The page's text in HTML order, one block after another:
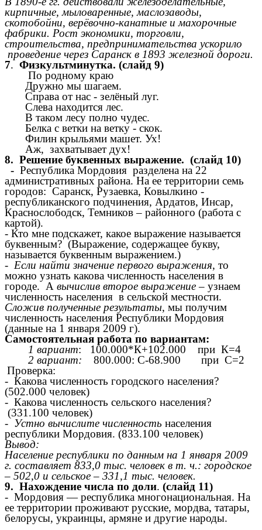
кирпичные, мыловаренные, маслозаводы,
скотобойни, верёвочно-канатные и махорочные
фабрики. Рост экономики, торговли,
строительства, предпринимательства ускорило
проведение через Саранск в 1893 железной дороги.
7. Физкультминутка. (слайд 9)
По родному краю
Дружно мы шагаем.
Справа от нас - зелёный луг.
Слева находится лес.
В таком лесу полно чудес.
Белка с ветки на ветку - скок.
Филин крыльями машет. Ух!
Аж, захватывает дух!
8. Решение буквенных выражение. (слайд 10)
- Республика Мордовия разделена на 22
административных района. На ее территории семь
городов: Саранск, Рузаевка, Ковылкино -
республиканского подчинения, Ардатов, Инсар,
Краснослободск, Темников – районного (работа с
картой).
- Кто мне подскажет, какое выражение называется
буквенным? (Выражение, содержащее букву,
называется буквенным выражением.)
- Если найти значение первого выражения, то
можно узнать какова численность населения в
городе. А вычислив второе выражение– узнаем
численность населения в сельской местности.
Сложив полученные результаты, мы получим
численность населения Республики Мордовия
(данные на 1 января 2009 г).
Самостоятельная работа по вариантам:
1 вариант: 100.000*К+102.000 при К=4
2 вариант: 800.000: С-68.900 при С=2
Проверка:
- Какова численность городского населения?
(502.000 человек)
- Какова численность сельского населения?
(331.100 человек)
- Устно вычислите численность населения
республики Мордовия. (833.100 человек)
Вывод:
Население республики по данным на 1 января 2009
г. составляет 833,0 тыс. человек в т. ч.: городское
– 502,0 и сельское – 331,1 тыс. человек.
9. Нахождение числа по доли. (слайд 11)
- Мордовия — республика многонациональная. На
ее территории проживают русские, мордва, татары,
белорусы, украинцы, армяне и другие народы.